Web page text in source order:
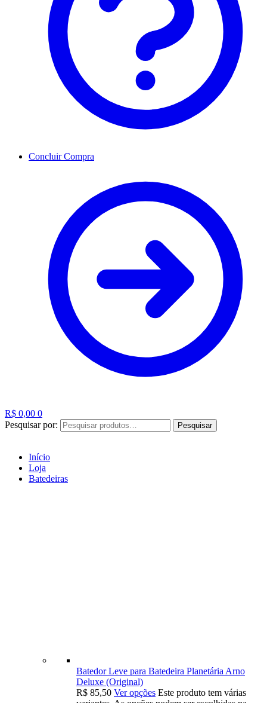
Concluir Compra
R$ 0,00 0
Pesquisar por:
Pesquisar
Início
Loja
Batedeiras
Batedor Leve para Batedeira Planetária Arno
Deluxe (Original)
R$ 85,50 Ver opções Este produto tem várias